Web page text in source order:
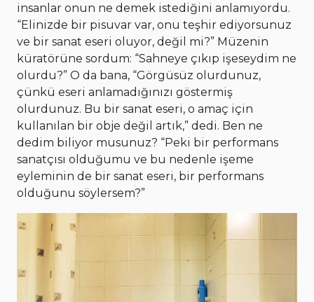
insanlar onun ne demek istediğini anlamıyordu.
“Elinizde bir pisuvar var, onu teşhir ediyorsunuz
ve bir sanat eseri oluyor, değil mi?” Müzenin
küratörüne sordum: “Sahneye çıkıp işeseydim ne
olurdu?” O da bana, “Görgüsüz olurdunuz,
çünkü eseri anlamadığınızı göstermiş
olurdunuz. Bu bir sanat eseri, o amaç için
kullanılan bir obje değil artık,” dedi. Ben ne
dedim biliyor musunuz? “Peki bir performans
sanatçısı olduğumu ve bu nedenle işeme
eyleminin de bir sanat eseri, bir performans
olduğunu söylersem?”